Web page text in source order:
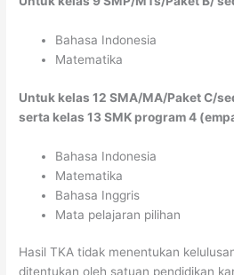
Bahasa Indonesia
Matematika
Untuk kelas 12 SMA/MA/Paket C/
serta kelas 13 SMK program 4
Bahasa Indonesia
Matematika
Bahasa Inggris
Mata pelajaran pilihan
Hasil TKA tidak menentukan
ditentukan oleh satuan pendidikan